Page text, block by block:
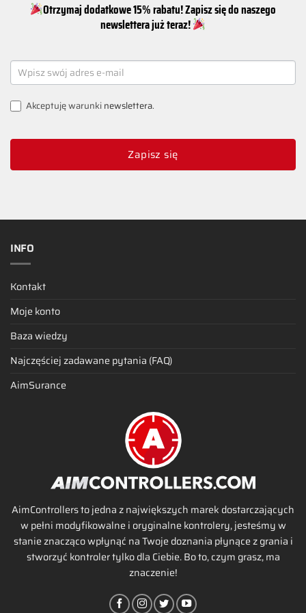
Otrzymaj dodatkowe 15% rabatu! Zapisz się do naszego
newslettera już teraz!
NEWSLETTER
SIGNUP
Akceptuję warunkinewslettera.
Zapisz się
INFO
Kontakt
Moje konto
Baza wiedzy
Najczęściej zadawane pytania (FAQ)
AimSurance
AimControllers to jedna z największych marek dostarczających
w pełni modyfikowalne i oryginalne kontrolery, jesteśmy w
stanie znacząco wpłynąć na Twoje doznania płynące z grania i
stworzyć kontroler tylko dla Ciebie. Bo to, czym grasz, ma
znaczenie!